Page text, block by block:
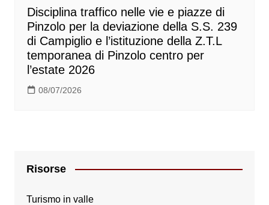
Disciplina traffico nelle vie e piazze di
Pinzolo per la deviazione della S.S. 239
di Campiglio e l’istituzione della Z.T.L
temporanea di Pinzolo centro per
l’estate 2026
08/07/2026
Risorse
Turismo in valle